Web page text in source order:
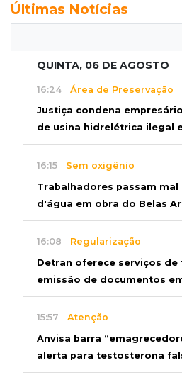
Últimas Notícias
QUINTA, 06 DE AGOSTO
16:24 Área de Preservação
Justiça condena
de usina hidrelétrica ilegal
16:15 Sem oxigênio
Trabalhadores passam
d'água em obra do Belas
16:08 Regularização
Detran oferece serviços de
emissão de documentos
15:57 Atenção
Anvisa barra
alerta para testosterona